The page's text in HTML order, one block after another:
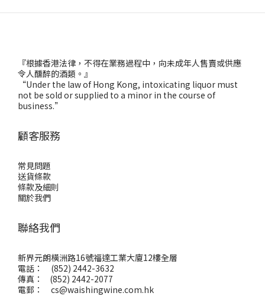
『根據香港法律，不得在業務過程中，向未成年人售賣或供應
令人醺醉的酒類。』
“Under the law of Hong Kong, intoxicating liquor must
not be sold or supplied to a minor in the course of
business.”
顧客服務
常見問題
送貨條款
條款及細則
關於我們
聯絡我們
新界元朗橫洲路16號福達工業大廈12樓全層
電話： (852) 2442-3632
傳真： (852) 2442-2077
電郵： cs@waishingwine.com.hk